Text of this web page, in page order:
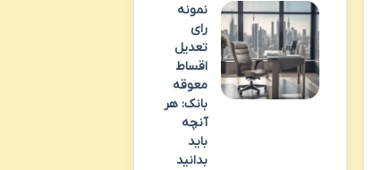
نمونه
رای
تعدیل
اقساط
معوقه
بانک: هر
آنچه
باید
بدانید